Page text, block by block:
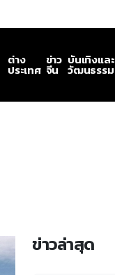
ต่าง
ประเทศ
ข่าว
จีน
บันเทิงและ
วัฒนธรรม
ข่าวล่าสุด